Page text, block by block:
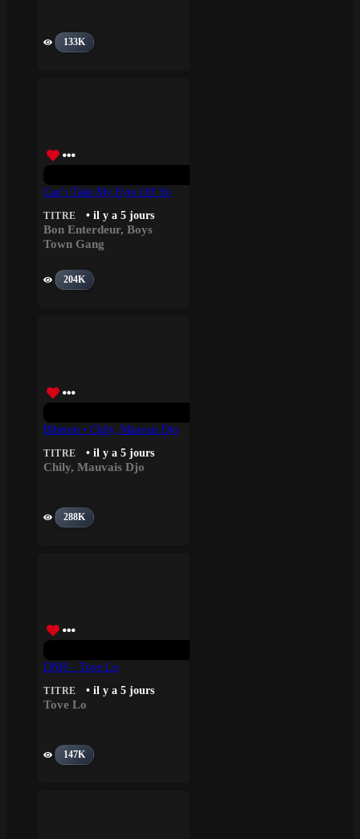
133K
TITRE • il y a 5 jours
Bon Enterdeur, Boys
Town Gang
204K
Biberon • Chily, Mauvais Djo
TITRE • il y a 5 jours
Chily, Mauvais Djo
288K
DNH – Tove Lo
TITRE • il y a 5 jours
Tove Lo
147K